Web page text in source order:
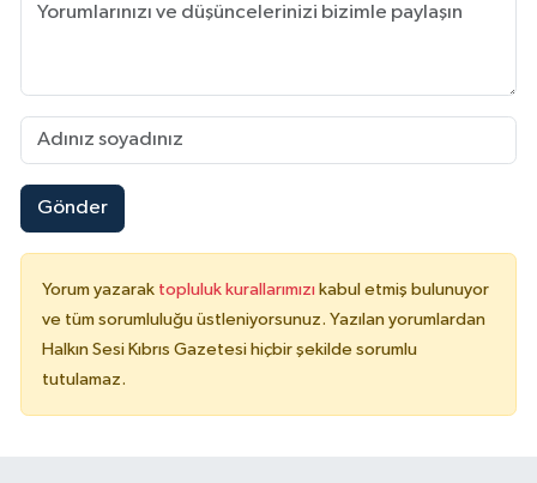
Gönder
Yorum yazarak topluluk kurallarımızı kabul etmiş bulunuyor
ve tüm sorumluluğu üstleniyorsunuz. Yazılan yorumlardan
Halkın Sesi Kıbrıs Gazetesi hiçbir şekilde sorumlu
tutulamaz.